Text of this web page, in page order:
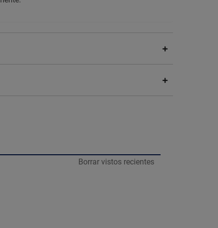
Borrar vistos recientes